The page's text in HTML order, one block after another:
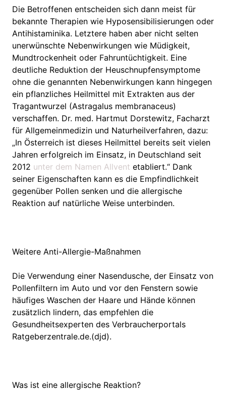
Die Betroffenen entscheiden sich dann meist für
bekannte Therapien wie Hyposensibilisierungen oder
Antihistaminika. Letztere haben aber nicht selten
unerwünschte Nebenwirkungen wie Müdigkeit,
Mundtrockenheit oder Fahruntüchtigkeit. Eine
deutliche Reduktion der Heuschnupfensymptome
ohne die genannten Nebenwirkungen kann hingegen
ein pflanzliches Heilmittel mit Extrakten aus der
Tragantwurzel (Astragalus membranaceus)
verschaffen. Dr. med. Hartmut Dorstewitz, Facharzt
für Allgemeinmedizin und Naturheilverfahren, dazu:
„In Österreich ist dieses Heilmittel bereits seit vielen
Jahren erfolgreich im Einsatz, in Deutschland seit
2012 unter dem Namen Allvent etabliert.“ Dank
seiner Eigenschaften kann es die Empfindlichkeit
gegenüber Pollen senken und die allergische
Reaktion auf natürliche Weise unterbinden.
Weitere Anti-Allergie-Maßnahmen
Die Verwendung einer Nasendusche, der Einsatz von
Pollenfiltern im Auto und vor den Fenstern sowie
häufiges Waschen der Haare und Hände können
zusätzlich lindern, das empfehlen die
Gesundheitsexperten des Verbraucherportals
Ratgeberzentrale.de.(djd).
Was ist eine allergische Reaktion?